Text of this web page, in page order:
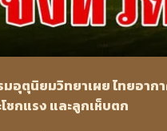
มอุตุนิยมวิทยาเผย ไทยอา
ชกแรง และลูกเห็บตก